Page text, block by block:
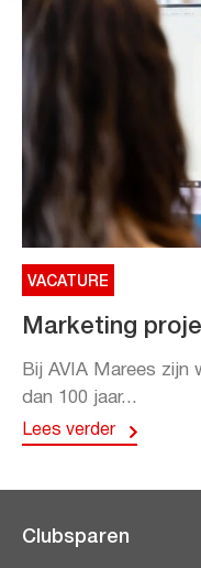
VACATURE
Marketing
Bij AVIA Marees zijn
dan 100 jaar...
Lees verder
Clubsparen